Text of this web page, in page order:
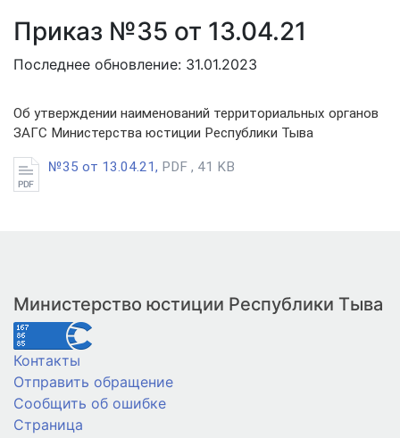
Приказ №35 от 13.04.21
Последнее обновление: 31.01.2023
Об утверждении наименований территориальных органов
ЗАГС Министерства юстиции Республики Тыва
№35 от 13.04.21, PDF , 41 KB
Министерство юстиции Республики Тыва
Контакты
Отправить обращение
Сообщить об ошибке
Страница